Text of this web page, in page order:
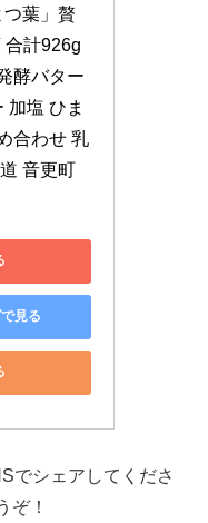
つ葉」贅
合計926g
酵バター
加塩 ひま
合わせ 乳
音更町
見る
でシェアしてくださ
ぞ！